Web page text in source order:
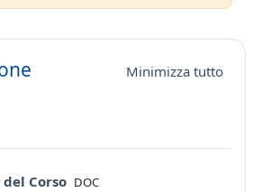
Minimizza tutto
Corso File
DOC